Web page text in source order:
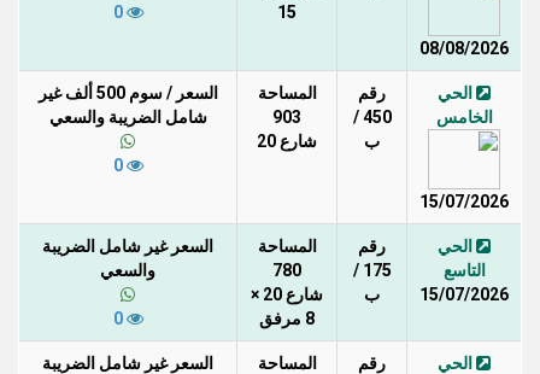
08/08/2026
15
0
الحي
الخامس
15/07/2026
رقم
450 /
ب
المساحة
903
شارع 20
السعر / سوم 500 ألف غير
شامل الضريبة والسعي
0
الحي
التاسع
15/07/2026
رقم
175 /
ب
المساحة
780
شارع 20 ×
8 مرفق
السعر غير شامل الضريبة
والسعي
0
الحي
رقم
المساحة
السعر غير شامل الضريبة